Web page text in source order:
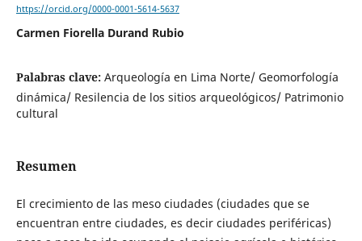
https://orcid.org/0000-0001-5614-5637
Carmen Fiorella Durand Rubio
Palabras clave: Arqueología en Lima Norte/ Geomorfología
dinámica/ Resilencia de los sitios arqueológicos/ Patrimonio
cultural
Resumen
El crecimiento de las meso ciudades (ciudades que se
encuentran entre ciudades, es decir ciudades periféricas)